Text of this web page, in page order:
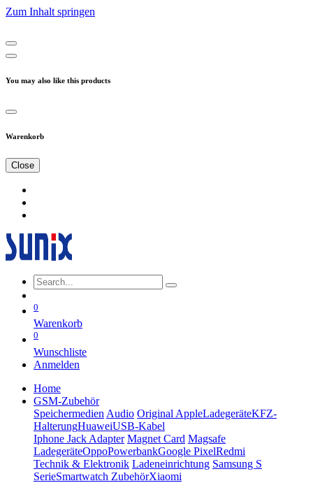
Zum Inhalt springen
You may also like this products
Warenkorb
Close
0
Warenkorb
0
Wunschliste
Anmelden
Home
GSM-Zubehör
Speichermedien Audio Original AppleLadegeräteKFZ-
HalterungHuaweiUSB-Kabel
Iphone Jack Adapter Magnet Card Magsafe
LadegeräteOppoPowerbankGoogle PixelRedmi
Technik & Elektronik Ladeneinrichtung Samsung S
SerieSmartwatch ZubehörXiaomi